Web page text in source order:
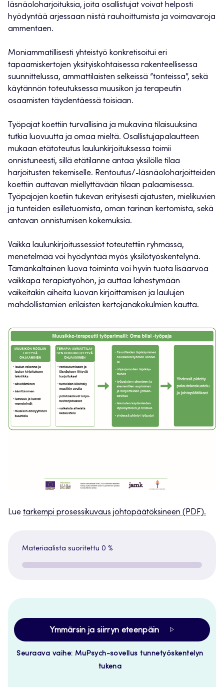
läsnäoloharjoituksia, joita osallistujat voivat helposti
hyödyntää arjessaan niistä rauhoittumista ja voimavaroja
ammentaen.
Moniammatillisesti yhteistyö konkretisoitui eri
tapaamiskertojen yksityiskohtaisessa rakenteellisessa
suunnittelussa, ammattilaisten selkeissä ”tonteissa”, sekä
käytännön toteutuksessa muusikon ja terapeutin
osaamisten täydentäessä toisiaan.
Työpajat koettiin turvallisina ja mukavina tilaisuuksina
tutkia luovuutta ja omaa mieltä. Osallistujapalautteen
mukaan etätoteutus laulunkirjoituksessa toimii
onnistuneesti, sillä etätilanne antaa yksilölle tilaa
harjoitusten tekemiselle. Rentoutus/-läsnäoloharjoitteiden
koettiin auttavan miellyttävään tilaan palaamisessa.
Työpajojen koetiin tukevan erityisesti ajatusten, mielikuvien
ja tunteiden esilletuomista, oman tarinan kertomista, sekä
antavan onnistumisen kokemuksia.
Vaikka laulunkirjoitussessiot toteutettiin ryhmässä,
menetelmää voi hyödyntää myös yksilötyöskentelynä.
Tämänkaltainen luova toiminta voi hyvin tuota lisäarvoa
vaikkapa terapiatyöhön, ja auttaa lähestymään
vaikeitakin aiheita luovan kirjoittamisen ja laulujen
mahdollistamien erilaisten kertojanäkökulmien kautta.
Lue tarkempi prosessikuvaus johtopäätöksineen (PDF).
Materiaalista suoritettu 0 %
Ymmärsin ja siirryn eteenpäin
Seuraava vaihe: MuPsych-sovellus tunnetyöskentelyn
tukena